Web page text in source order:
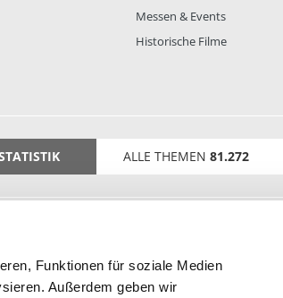
Funktionen für soziale Medien
Außerdem geben wir
Messen & Events
Historische Filme
ALLE THEMEN 81.272